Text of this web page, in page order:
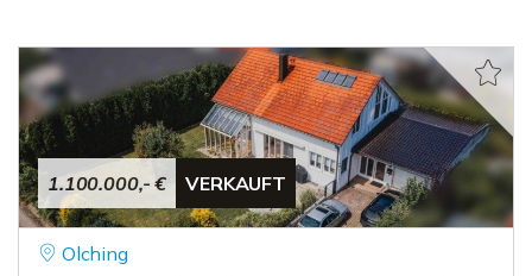
1.100.000,- € VERKAUFT
Olching